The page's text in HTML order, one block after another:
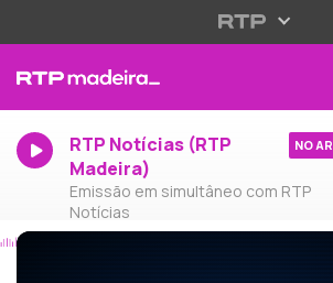
RTP Notícias (RTP
Madeira)
Emissão em simultâneo com RTP
Notícias
NO AR